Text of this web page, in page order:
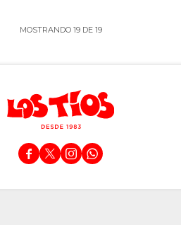
MOSTRANDO 19DE 19
   